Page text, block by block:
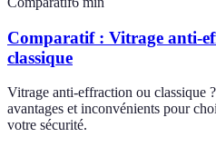
Comparatif : Vitrage anti-
classique
Vitrage anti-effraction ou classique
avantages et inconvénients pour
votre sécurité.